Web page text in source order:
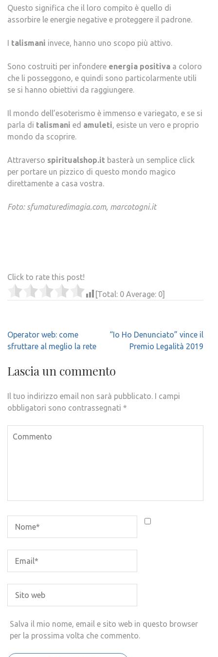
Questo significa che il loro compito è quello di
assorbire le energie negative e proteggere il padrone.
I talismani invece, hanno uno scopo più attivo.
Sono costruiti per infondere energia positiva a coloro
che li posseggono, e quindi sono particolarmente utili
se si hanno obiettivi da raggiungere.
Il mondo dell’esoterismo è immenso e variegato, e se si
parla di talismani ed amuleti, esiste un vero e proprio
mondo da scoprire.
Attraverso spiritualshop.it basterà un semplice click
per portare un pizzico di questo mondo magico
direttamente a casa vostra.
Foto: sfumaturedimagia.com, marcotogni.it
Click to rate this post!
[Total: 0 Average: 0]
Navigazione
articoli
Operator web: come
sfruttare al meglio la rete
“Io Ho Denunciato” vince il
Premio Legalità 2019
Lascia un commento
Il tuo indirizzo email non sarà pubblicato. I campi
obbligatori sono contrassegnati *
Salva il mio nome, email e sito web in questo browser
per la prossima volta che commento.